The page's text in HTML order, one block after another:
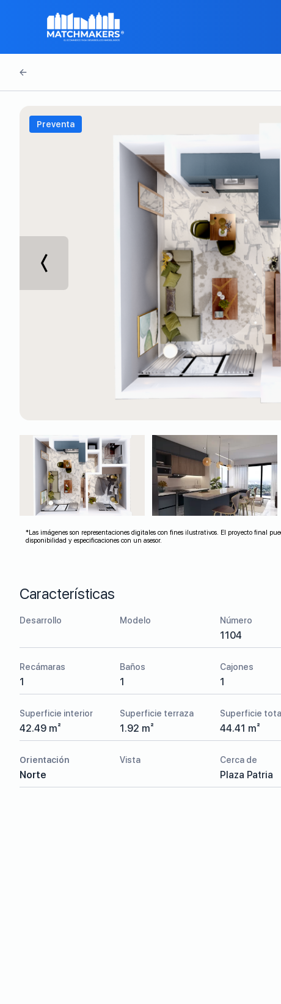
*Las imágenes son representaciones digitales con fines ilustrativos. El proyecto final
disponibilidad y especificaciones con un asesor.
Preventa
Características
Desarrollo Modelo Número
1104
Recámaras
1
Baños
1
Cajones
1
Superficie interior
42.49 m²
Superficie terraza
1.92 m²
Superficie total
44.41 m²
Orientación
Norte
Vista Cerca de
Plaza Patria